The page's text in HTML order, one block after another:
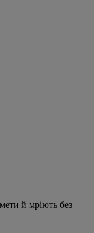
й мріють без